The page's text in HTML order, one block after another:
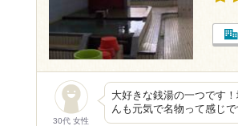
30代 女性
大好きな銭湯の一つです
んも元気で名物って感じ